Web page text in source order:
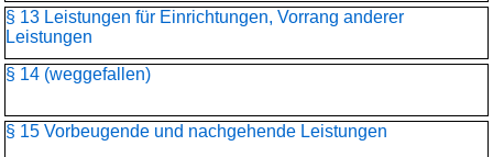
§ 13 Leistungen für Einrichtungen, Vorrang anderer
Leistungen
§ 14 (weggefallen)
§ 15 Vorbeugende und nachgehende Leistungen